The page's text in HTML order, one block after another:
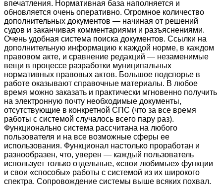
впечатления. Нормативная база наполняется и
обновляется очень оперативно. Огромное количество
дополнительных документов — начиная от решений
судов и заканчивая комментариями и разъяснениями.
Очень удобная система поиска документов. Ссылки на
дополнительную информацию к каждой норме, в каждом
правовом акте, и сравнение редакций — незаменимые
вещи в процессе разработки муниципальных
нормативных правовых актов. Большое подспорье в
работе оказывают справочные материалы. В любое
время можно заказать и практически мгновенно получить
на электронную почту необходимые документы,
отсутствующие в конкретной СПС (что за все время
работы с системой случалось всего пару раз).
Функционально система рассчитана на любого
пользователя и на все возможные сферы ее
использования. Функционал настолько проработан и
разнообразен, что, уверен — каждый пользователь
использует только отдельные, «свои любимые» функции
и свои «способы» работы с системой из их широкого
спектра. Сопровождение системы выше всяких похвал.